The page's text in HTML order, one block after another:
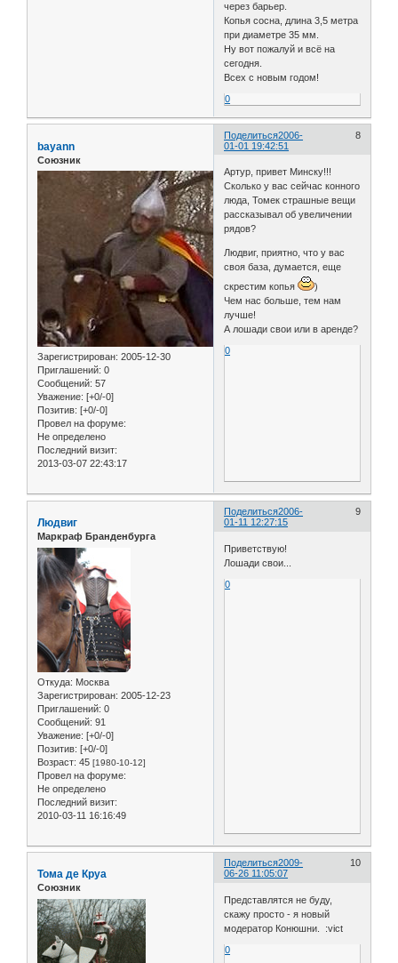
через барьер.
Копья сосна, длина 3,5 метра
при диаметре 35 мм.
Ну вот пожалуй и всё на
сегодня.
Всех с новым годом!
0
Поделиться 8
2006-
01-01 19:42:51
bayann
Союзник
Зарегистрирован: 2005-12-30
Приглашений: 0
Сообщений: 57
Уважение: [+0/-0]
Позитив: [+0/-0]
Провел на форуме:
Не определено
Последний визит:
2013-03-07 22:43:17
Артур, привет Минску!!!
Сколько у вас сейчас конного
люда, Томек страшные вещи
рассказывал об увеличении
рядов?
Людвиг, приятно, что у вас
своя база, думается, еще
скрестим копья
)
Чем нас больше, тем нам
лучше!
А лошади свои или в аренде?
0
Поделиться 9
2006-
01-11 12:27:15
Людвиг
Маркраф Бранденбурга
Откуда: Москва
Зарегистрирован: 2005-12-23
Приглашений: 0
Сообщений: 91
Уважение: [+0/-0]
Позитив: [+0/-0]
Возраст: 45 [1980-10-12]
Провел на форуме:
Не определено
Последний визит:
2010-03-11 16:16:49
Приветствую!
Лошади свои...
0
Поделиться 10
2009-
06-26 11:05:07
Тома де Круа
Союзник
Представлятся не буду,
скажу просто - я новый
модератор Конюшни. :vict
0